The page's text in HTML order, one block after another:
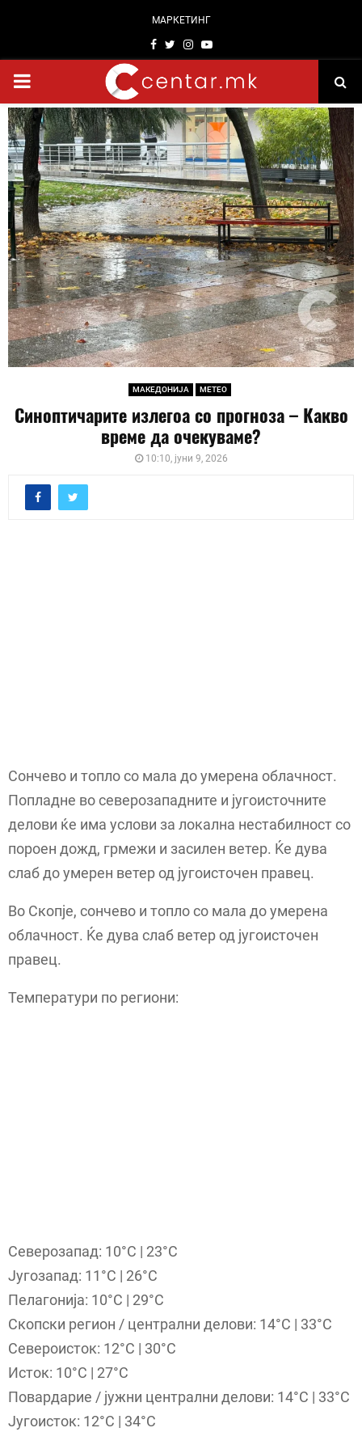
МАРКЕТИНГ
Facebook
TwitterInstagram
Youtube
PRIMARY
MENU
МАКЕДОНИЈА МЕТЕО
Синоптичарите излегоа со прогноза – Какво
време да очекуваме?
10:10, јуни 9, 2026
Сончево и топло со мала до умерена облачност.
Попладне во северозападните и југоисточните
делови ќе има услови за локална нестабилност со
пороен дожд, грмежи и засилен ветер. Ќе дува
слаб до умерен ветер од југоисточен правец.
Во Скопје, сончево и топло со мала до умерена
облачност. Ќе дува слаб ветер од југоисточен
правец.
Температури по региони:
Северозапад: 10°C | 23°C
Југозапад: 11°C | 26°C
Пелагонија: 10°C | 29°C
Скопски регион / централни делови: 14°C | 33°C
Североисток: 12°C | 30°C
Исток: 10°C | 27°C
Повардариe / јужни централни делови: 14°C | 33°C
Југоисток: 12°C | 34°C